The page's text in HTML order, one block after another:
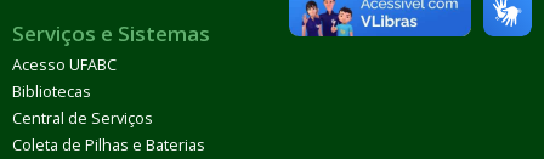
Serviços e Sistemas
Acesso UFABC
Bibliotecas
Central de Serviços
Coleta de Pilhas e Baterias